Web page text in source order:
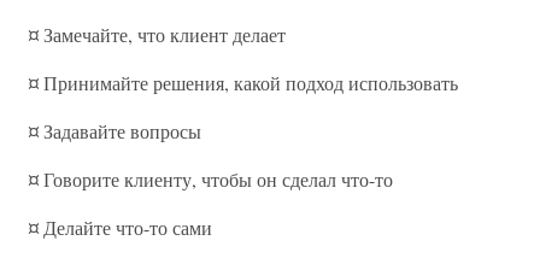
¤ Замечайте, что клиент делает
¤ Принимайте решения, какой подход использовать
¤ Задавайте вопросы
¤ Говорите клиенту, чтобы он сделал что-то
¤ Делайте что-то сами